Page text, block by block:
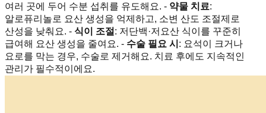
여러 곳에 두어 수분 섭취를 유도해요. - 약물 치료:
알로퓨리놀로 요산 생성을 억제하고, 소변 산도 조절제로
산성을 낮춰요. - 식이 조절 : 저단백·저요산 식이를 꾸준히
급여해 요산 생성을 줄여요. - 수술 필요 시 : 요석이 크거나
요로를 막는 경우, 수술로 제거해요. 치료 후에도 지속적인
관리가 필수적이에요.